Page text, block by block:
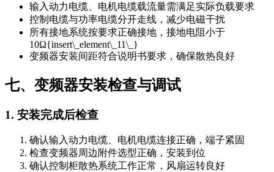
输入动力电缆、电机电缆载流量需满足实际负载要求
控制电缆与功率电缆分开走线，减少电磁干扰
所有接地系统按要求正确接地，接地电阻小于
10Ω{insert\_element\_11\_}
变频器安装间距符合说明书要求，确保散热良好
七、变频器安装检查与调试
1. 安装完成后检查
确认输入动力电缆、电机电缆连接正确，端子紧固
检查变频器周边附件选型正确，安装到位
确认控制柜散热系统工作正常，风扇运转良好